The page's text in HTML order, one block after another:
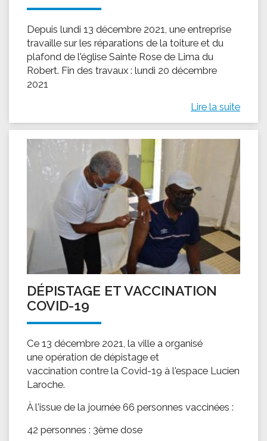
Depuis lundi 13 décembre 2021, une entreprise
travaille sur les réparations de la toiture et du
plafond de l'église Sainte Rose de Lima du
Robert. Fin des travaux : lundi 20 décembre
2021
Lire la suite
DÉPISTAGE ET VACCINATION
COVID-19
Ce 13 décembre 2021, la ville a organisé
une opération de dépistage et
vaccination contre la Covid-19 à l'espace Lucien
Laroche.
À l'issue de la journée 66 personnes vaccinées :
42 personnes : 3ème dose